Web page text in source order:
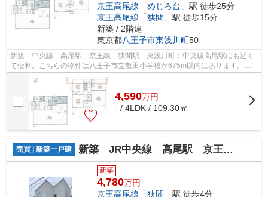
京王高尾線 「めじろ台 」駅 徒歩25分
京王高尾線 「狭間 」駅 徒歩15分
新築 / 2階建
東京都八王子市東浅川町50
新築 中央線 高尾駅 京王線 狭間駅 東浅川町：中央線高尾駅にも近く
て便利。こちらの物件は八王子市立散田小学校が675m以内にあります。コ
チラの物件は、新築の戸建て物件で設備...
4,590万円
- / 4LDK / 109.30㎡
売買 | 新築一戸建 新築 JR中央線 高尾駅 京王高尾線 狭間駅 東浅川町
新築
4,780万円
京王高尾線 「狭間 」駅 徒歩4分